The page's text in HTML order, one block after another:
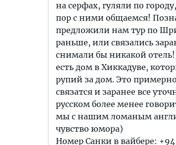
на серфах, гуляли по
пор с ними общаемся!
предложили нам тур по
раньше, или связались
снимали бы никакой
есть дом в Хиккадуве,
рупий за дом. Это
связатся и заранее все
русском более менее
мы с нашим ломаным
чувство юмора)
Номер Санки в вайбере: +94